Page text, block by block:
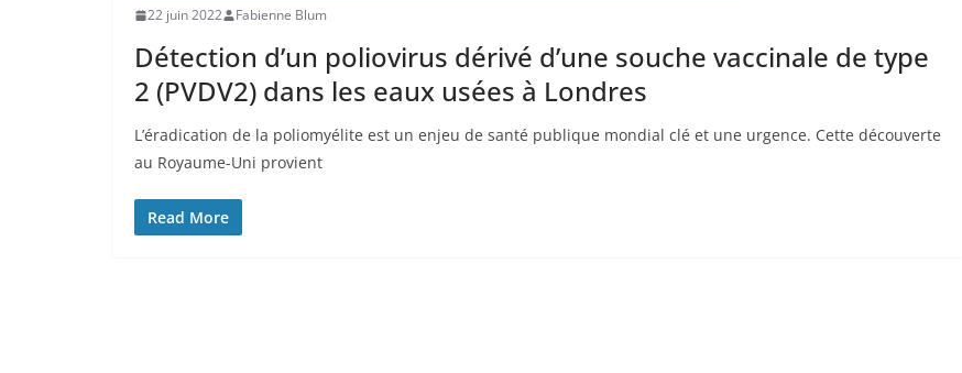
22 juin 2022 Fabienne Blum
Détection d’un poliovirus dérivé d’une souche vaccinale de type
2 (PVDV2) dans les eaux usées à Londres
L’éradication de la poliomyélite est un enjeu de santé publique mondial clé et une urgence. Cette découverte
au Royaume-Uni provient
Read More